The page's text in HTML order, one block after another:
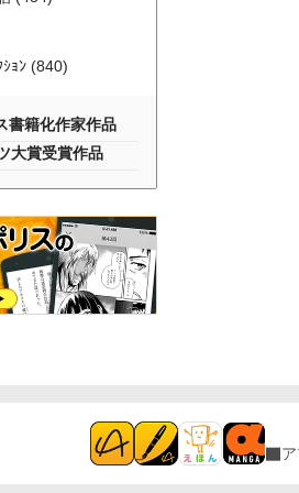
ｼｮﾝ (840)
書籍化作家作品
大賞受賞作品